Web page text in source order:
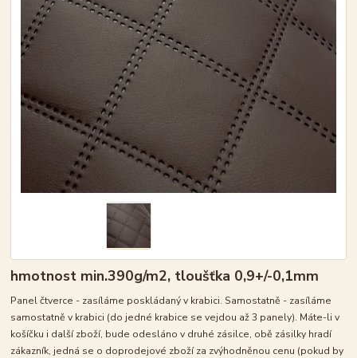
hmotnost min.390g/m2, tloušťka 0,9+/-0,1mm
Panel čtverce - zasíláme poskládaný v krabici. Samostatně - zasíláme
samostatně v krabici (do jedné krabice se vejdou až 3 panely). Máte-li v
košíčku i další zboží, bude odesláno v druhé zásilce, obě zásilky hradí
zákazník, jedná se o doprodejové zboží za zvýhodněnou cenu (pokud by